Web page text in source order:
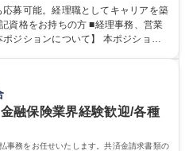
■社内稟議に
細作成 ■伝票処理、記帳業務 ■既存
】 ■月次決算補助 ■四半期・年次決
募可能。経理職としてキャリアを築
資格をお持ちの方 ■経理事務、営業
期決算・開示資料作成補助などへス
通常月ほぼなく、決算月でも10時間
性を身につけられる環境です。 学
専修学校 高校 語学力： 資格：日商
融保険業界経験歓迎/各種
事務をお任せいたします。共済金請求書類の